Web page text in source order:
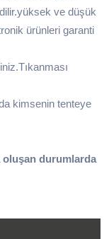
ve düşük
ürünleri garanti
kimsenin tenteye
oluşan durumlarda